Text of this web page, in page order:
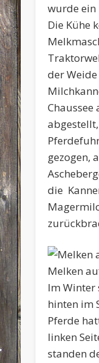
wurde ein
Die Kühe
der
gezogen,
die
Melken
Im Winter
hinten im
Pferde
linken
standen